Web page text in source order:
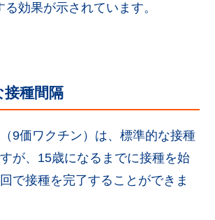
効果が示されています。
接種間隔
9価ワクチン）は、標準的な接種
が、15歳になるまでに接種を始
で接種を完了することができま